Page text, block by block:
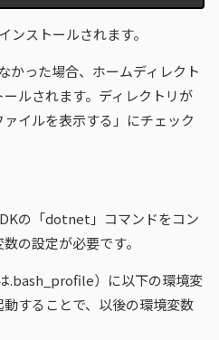
ンストールされます。
かった場合、ホームディレクト
ルされます。ディレクトリが
イルを表示する」にチェック
の「dotnet」コマンドをコン
の設定が必要です。
.bash_profile）に以下の環境変
することで、以後の環境変数